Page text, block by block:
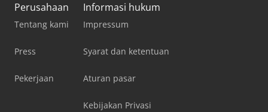
Perusahaan
Tentang kami
Press
Pekerjaan
Informasi hukum
Impressum
Syarat dan ketentuan
Aturan pasar
Kebijakan Privasi